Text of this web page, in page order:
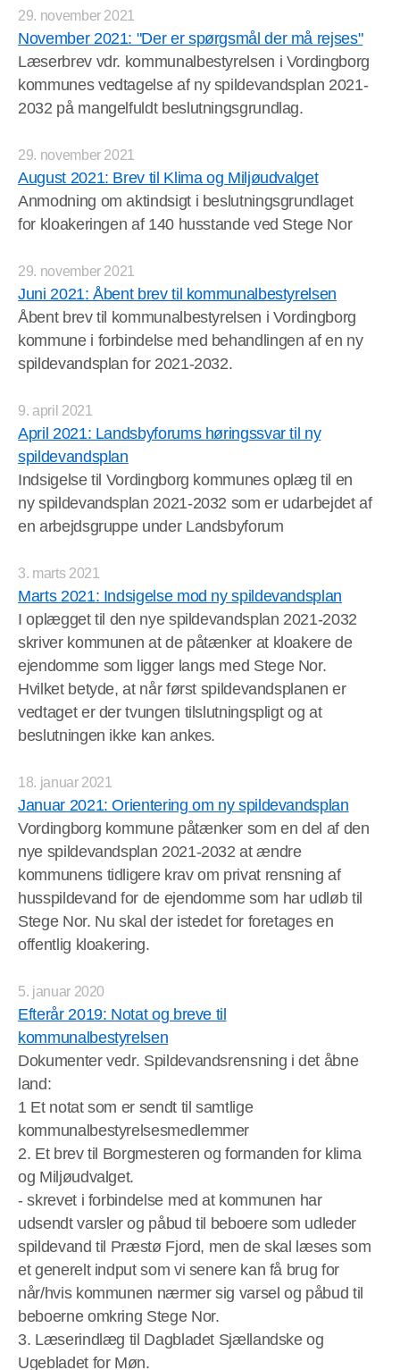
29. november 2021
November 2021: "Der er spørgsmål der må rejses"
Læserbrev vdr. kommunalbestyrelsen i Vordingborg
kommunes vedtagelse af ny spildevandsplan 2021-
2032 på mangelfuldt beslutningsgrundlag.
29. november 2021
August 2021: Brev til Klima og Miljøudvalget
Anmodning om aktindsigt i beslutningsgrundlaget
for kloakeringen af 140 husstande ved Stege Nor
29. november 2021
Juni 2021: Åbent brev til kommunalbestyrelsen
Åbent brev til kommunalbestyrelsen i Vordingborg
kommune i forbindelse med behandlingen af en ny
spildevandsplan for 2021-2032.
9. april 2021
April 2021: Landsbyforums høringssvar til ny
spildevandsplan
Indsigelse til Vordingborg kommunes oplæg til en
ny spildevandsplan 2021-2032 som er udarbejdet af
en arbejdsgruppe under Landsbyforum
3. marts 2021
Marts 2021: Indsigelse mod ny spildevandsplan
I oplægget til den nye spildevandsplan 2021-2032
skriver kommunen at de påtænker at kloakere de
ejendomme som ligger langs med Stege Nor.
Hvilket betyde, at når først spildevandsplanen er
vedtaget er der tvungen tilslutningspligt og at
beslutningen ikke kan ankes.
18. januar 2021
Januar 2021: Orientering om ny spildevandsplan
Vordingborg kommune påtænker som en del af den
nye spildevandsplan 2021-2032 at ændre
kommunens tidligere krav om privat rensning af
husspildevand for de ejendomme som har udløb til
Stege Nor. Nu skal der istedet for foretages en
offentlig kloakering.
5. januar 2020
Efterår 2019: Notat og breve til
kommunalbestyrelsen
Dokumenter vedr. Spildevandsrensning i det åbne
land:
1 Et notat som er sendt til samtlige
kommunalbestyrelsesmedlemmer
2. Et brev til Borgmesteren og formanden for klima
og Miljøudvalget.
- skrevet i forbindelse med at kommunen har
udsendt varsler og påbud til beboere som udleder
spildevand til Præstø Fjord, men de skal læses som
et generelt indput som vi senere kan få brug for
når/hvis kommunen nærmer sig varsel og påbud til
beboerne omkring Stege Nor.
3. Læserindlæg til Dagbladet Sjællandske og
Ugebladet for Møn.